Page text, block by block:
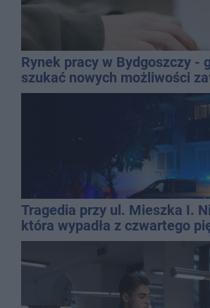
Rynek pracy w Bydgoszczy -
szukać nowych możliwości
Tragedia przy ul. Mieszka I.
która wypadła z czwartego